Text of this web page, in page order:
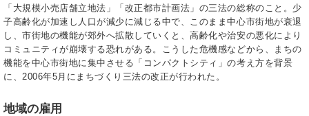
「大規模小売店舗立地法」「改正都市計画法」の三法の総称のこと。少
子高齢化が加速し人口が減少に減じる中で、このまま中心市街地が衰退
し、市街地の機能が郊外へ拡散していくと、高齢化や治安の悪化により
コミュニティが崩壊する恐れがある。こうした危機感などから、まちの
機能を中心市街地に集中させる「コンパクトシティ」の考え方を背景
に、2006年5月にまちづくり三法の改正が行われた。
地域の雇用